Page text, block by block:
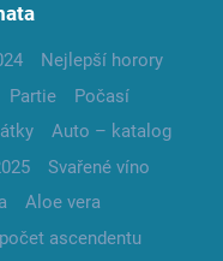
Nejlepší horory
Partie
Počasí
Auto – katalog
Svařené víno
Aloe vera
ascendentu